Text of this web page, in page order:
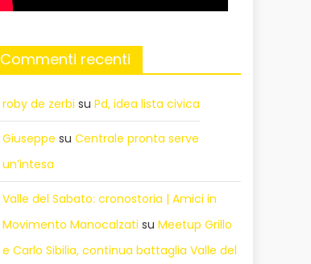
Commenti recenti
roby de zerbi suPd, idea lista civica
Giuseppe suCentrale pronta serve
un’intesa
Valle del Sabato: cronostoria | Amici in
Movimento Manocalzati suMeetup Grillo
e Carlo Sibilia, continua battaglia Valle del